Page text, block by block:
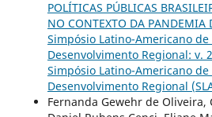
POLÍTICAS PÚBLICAS
NO CONTEXTO DA PANDEMIA
Simpósio Latino-Americano de
Desenvolvimento Regional: v.
Simpósio Latino-Americano de
Desenvolvimento Regional
Fernanda Gewehr de Oliveira,